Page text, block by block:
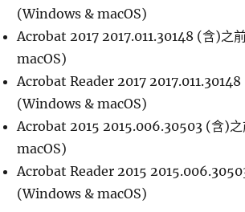
(Windows & macOS)
Acrobat 2017 2017.011.30148 (含)之
macOS)
Acrobat Reader 2017
(Windows & macOS)
Acrobat 2015 2015.006.30503 (含)
macOS)
Acrobat Reader 2015
(Windows & macOS)